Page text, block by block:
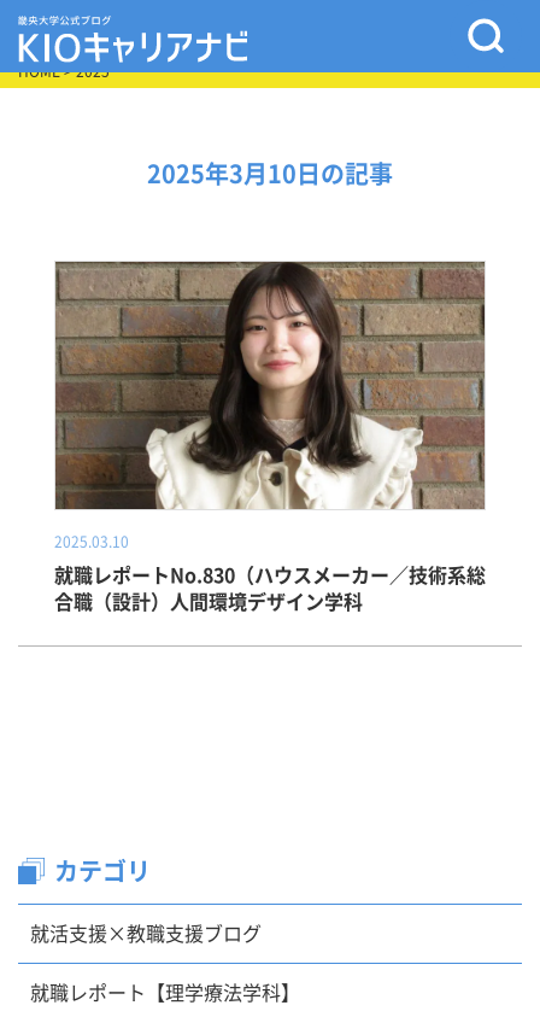
HOME> 2025
2025年3月10日の記事
2025.03.10
就職レポートNo.830（ハウスメーカー／技術系総
合職（設計）人間環境デザイン学科
カテゴリ
就活支援×教職支援ブログ
就職レポート【理学療法学科】